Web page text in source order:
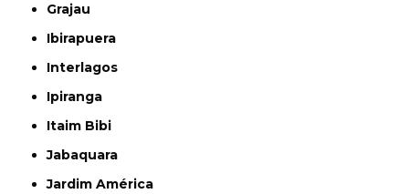
Grajau
Ibirapuera
Interlagos
Ipiranga
Itaim Bibi
Jabaquara
Jardim América